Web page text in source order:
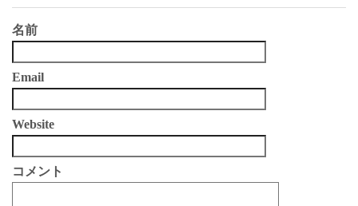
名前
Email
Website
コメント